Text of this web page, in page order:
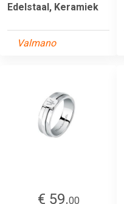
Edelstaal, Keramiek
Valmano
€ 59.00